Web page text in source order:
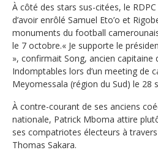
À côté des stars sus-citées, le
d’avoir enrôlé Samuel Eto’o et
monuments du football
le 7 octobre.« Je supporte le
», confirmait Song, ancien capitaine
Indomptables lors d’un meeting de
Meyomessala (région du Sud) le 28
À contre-courant de ses anciens
nationale, Patrick Mboma attire
ses compatriotes électeurs à
Thomas Sakara.